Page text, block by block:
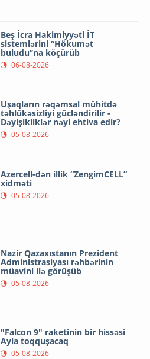
Beş İcra Hakimiyyəti İT
sistemlərini “Hökumət
buludu”na köçürüb
06-08-2026
Uşaqların rəqəmsal mühitdə
təhlükəsizliyi gücləndirilir -
Dəyişikliklər nəyi ehtiva edir?
05-08-2026
Azercell-dən illik “ZengimCELL”
xidməti
05-08-2026
Nazir Qazaxıstanın Prezident
Administrasiyası rəhbərinin
müavini ilə görüşüb
05-08-2026
"Falcon 9" raketinin bir hissəsi
Ayla toqquşacaq
05-08-2026